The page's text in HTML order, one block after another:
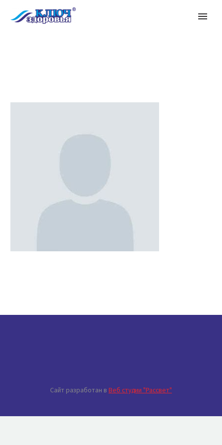
Сайт разработан в Веб студии "Рассвет"